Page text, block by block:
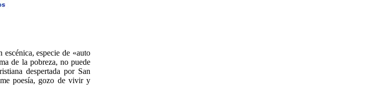
especie de «auto
de la pobreza, no puede
despertada por San
poesía, gozo de vivir y